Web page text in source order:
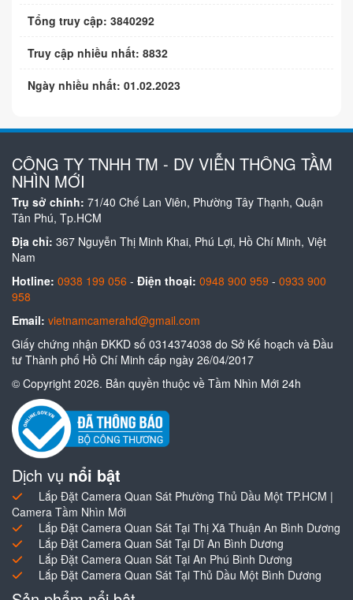
Tổng truy cập: 3840292
Truy cập nhiều nhất: 8832
Ngày nhiều nhất: 01.02.2023
CÔNG TY TNHH TM - DV VIỄN THÔNG TẦM
NHÌN MỚI
Trụ sở chính: 71/40 Chế Lan Viên, Phường Tây Thạnh, Quận
Tân Phú, Tp.HCM
Địa chỉ: 367 Nguyễn Thị Minh Khai, Phú Lợi, Hồ Chí Minh, Việt
Nam
Hotline: 0938 199 056 - Điện thoại: 0948 900 959 - 0933 900
958
Email: vietnamcamerahd@gmail.com
Giấy chứng nhận ĐKKD số 0314374038 do Sở Kế hoạch và Đầu
tư Thành phố Hồ Chí Minh cấp ngày 26/04/2017
© Copyright 2026. Bản quyền thuộc về Tầm Nhìn Mới 24h
Dịch vụ nổi bật
Lắp Đặt Camera Quan Sát Phường Thủ Dầu Một TP.HCM |
Camera Tầm Nhìn Mới
Lắp Đặt Camera Quan Sát Tại Thị Xã Thuận An Bình Dương
Lắp Đặt Camera Quan Sát Tại Dĩ An Bình Dương
Lắp Đặt Camera Quan Sát Tại An Phú Bình Dương
Lắp Đặt Camera Quan Sát Tại Thủ Dầu Một Bình Dương